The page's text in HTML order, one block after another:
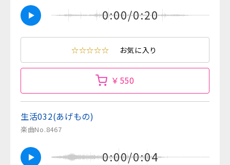
0:00/0:20
☆☆☆☆☆ お気に入り
￥550
生活032(あげもの)
楽曲No.8467
0:00/0:04